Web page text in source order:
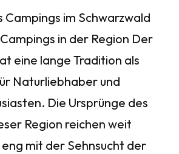
Campings im Schwarzwald
in der Region Der
eine lange Tradition als
Naturliebhaber und
Die Ursprünge des
Region reichen weit
eng mit der Sehnsucht der